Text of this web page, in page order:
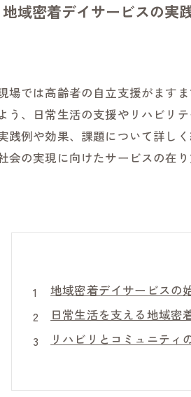
域密着デイサービスの実
場では高齢者の自立支援がます
う、日常生活の支援やリハビリ
践例や効果、課題について詳し
会の実現に向けたサービスの在
地域密着デイサービスの
日常生活を支える地域密
リハビリとコミュニティ
課題を乗り越え、高齢者
地域密着デイサービスが